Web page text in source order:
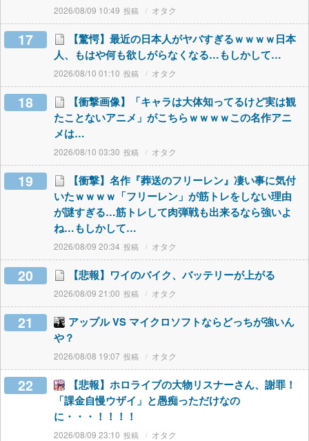
2026/08/09 10:49 オタク
17
【驚愕】最近の日本人がヤバすぎるｗｗｗｗ日本
人、もはや何も欲しがらなくなる…もしかして…
2026/08/10 01:10 オタク
18
【衝撃画像】「キャラは大体知ってるけど実は観
たことないアニメ」がこちらｗｗｗｗこの名作アニ
メは…
2026/08/10 03:30 オタク
19
【衝撃】名作『葬送のフリーレン』凄い事に気付
いたｗｗｗｗ「フリーレン」が筋トレをしない理由
が謎すぎる…筋トレして肉弾戦も出来るなら強いよ
ね…もしかして…
2026/08/09 20:34 オタク
20 【悲報】ワイのバイク、バッテリーが上がる
2026/08/09 21:00 オタク
21
アップル VS マイクロソフトならどっちが強いん
や？
2026/08/08 19:07 オタク
22
【悲報】ホロライブの大物リスナーさん、謝罪！
「課金自慢ウザイ」と愚痴っただけなの
に・・・！！！！
2026/08/09 23:10 オタク